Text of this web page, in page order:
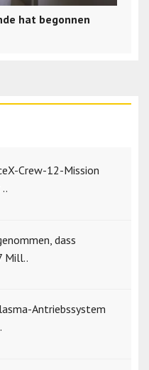
hat begonnen
Crew-12-Mission
dass
Mill..
Antriebssystem